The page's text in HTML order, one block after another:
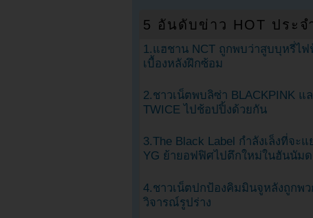
5 อันดับข่าว HOT ประจ
1.แฮชาน NCT ถูกพบว่าสูบบุหรี่ไฟ
เบื้องหลังฝึกซ้อม
2.ชาวเน็ตพบลิซ่า BLACKPINK แ
TWICE ไปช้อปปิ้งด้วยกัน
3.The Black Label กำลังเล็งที่จะ
YG ย้ายอฟฟิศไปตึกใหม่ในฮันนัมด
4.ชาวเน็ตปกป้องคิมมินจูหลังถูกพว
วิจารณ์รูปร่าง